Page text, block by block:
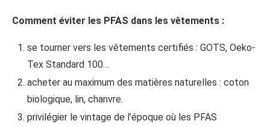
Comment éviter les PFAS dans les vêtements :
se tourner vers les vêtements certifiés : GOTS, Oeko-
Tex Standard 100…
acheter au maximum des matières naturelles : coton
biologique, lin, chanvre.
privilégier le vintage de l’époque où les PFAS